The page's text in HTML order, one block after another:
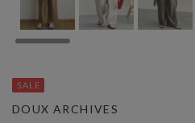
DOUX ARCHIVES